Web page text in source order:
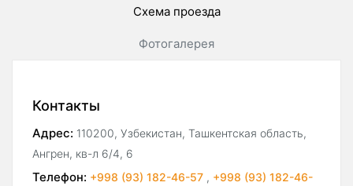
Схема проезда
Фотогалерея
Контакты
Адрес: 110200, Узбекистан, Ташкентская область,
Ангрен, кв-л 6/4, 6
Телефон: +998 (93) 182-46-57 , +998 (93) 182-46-